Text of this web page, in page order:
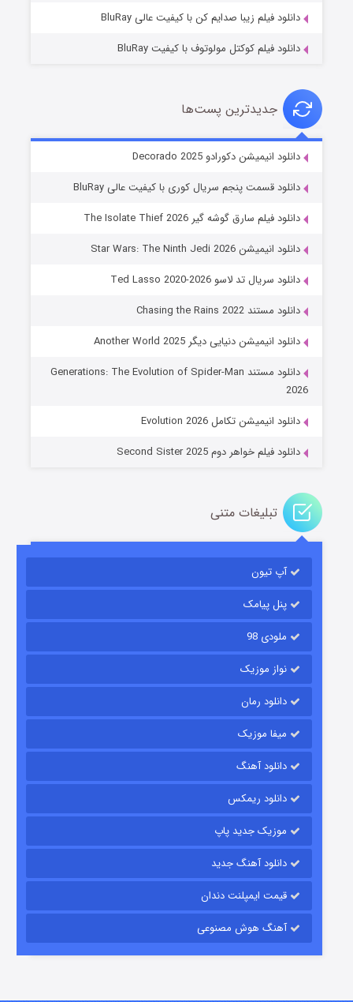
خاندان اژدها فصل ۳
جادوگری در مغولستان
قسمت۱۴ (زیرنویس) منتشر شد
باب اسفنجی فصل ۱۷
قسمت۶ (زیرنویس) منتشر شد
قسمت۱۵ (دوبله) منتشر شد
دانلود فیلم زیبا صدایم کن با کیفیت عالی BluRay
دانلود فیلم کوکتل مولوتوف با کیفیت BluRay
جدیدترین پست‌ها
دانلود انیمیشن دکورادو Decorado 2025
دانلود قسمت پنجم سریال کوری با کیفیت عالی BluRay
دانلود فیلم سارق گوشه گیر The Isolate Thief 2026
دانلود انیمیشن Star Wars: The Ninth Jedi 2026
دانلود سریال تد لاسو Ted Lasso 2020-2026
دانلود مستند Chasing the Rains 2022
دانلود انیمیشن دنیایی دیگر Another World 2025
دانلود مستند Generations: The Evolution of Spider-Man
2026
دانلود انیمیشن تکامل Evolution 2026
دانلود فیلم خواهر دوم Second Sister 2025
تبلیغات متنی
آپ تیون
پنل پیامک
ملودی 98
نواز موزیک
دانلود رمان
میفا موزیک
دانلود آهنگ
دانلود ریمکس
موزیک جدید پاپ
دانلود آهنگ جدید
قیمت ایمپلنت دندان
آهنگ هوش مصنوعی